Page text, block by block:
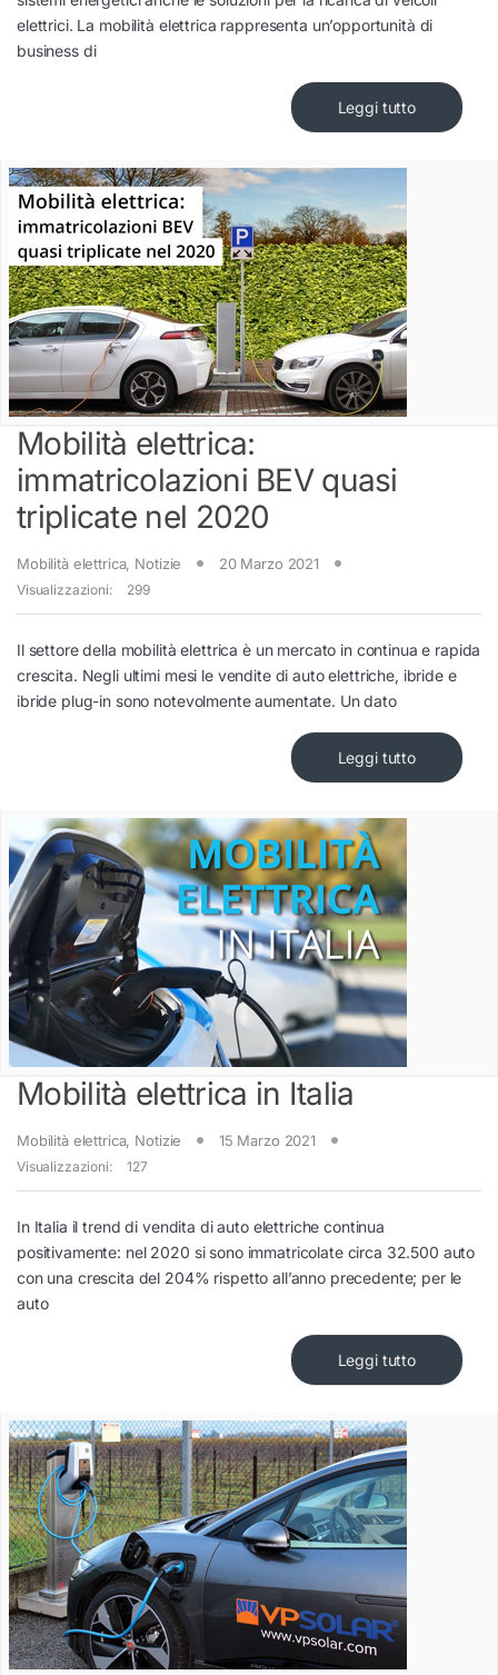
elettrici. La mobilità elettrica rappresenta un’opportunità di
business di
Leggi tutto
Mobilità elettrica:
immatricolazioni BEV quasi
triplicate nel 2020
Mobilità elettrica, Notizie 20 Marzo 2021
Visualizzazioni: 299
Il settore della mobilità elettrica è un mercato in continua e rapida
crescita. Negli ultimi mesi le vendite di auto elettriche, ibride e
ibride plug-in sono notevolmente aumentate. Un dato
Leggi tutto
Mobilità elettrica in Italia
Mobilità elettrica, Notizie 15 Marzo 2021
Visualizzazioni: 127
In Italia il trend di vendita di auto elettriche continua
positivamente: nel 2020 si sono immatricolate circa 32.500 auto
con una crescita del 204% rispetto all’anno precedente; per le
auto
Leggi tutto